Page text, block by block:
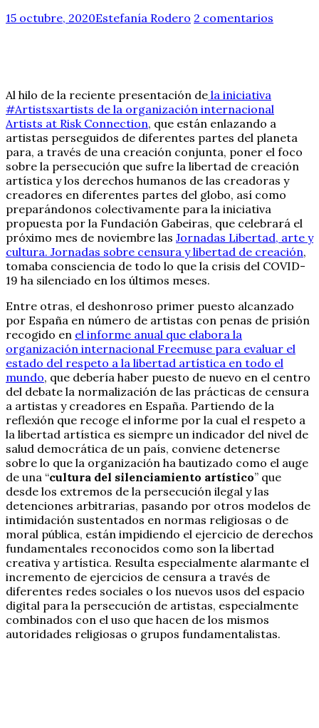
15 octubre, 2020Estefanía Rodero 2 comentarios
Al hilo de la reciente presentación de la iniciativa
#Artistsxartists de la organización internacional
Artists at Risk Connection, que están enlazando a
artistas perseguidos de diferentes partes del planeta
para, a través de una creación conjunta, poner el foco
sobre la persecución que sufre la libertad de creación
artística y los derechos humanos de las creadoras y
creadores en diferentes partes del globo, así como
preparándonos colectivamente para la iniciativa
propuesta por la Fundación Gabeiras, que celebrará el
próximo mes de noviembre las Jornadas Libertad, arte y
cultura. Jornadas sobre censura y libertad de creación,
tomaba consciencia de todo lo que la crisis del COVID-
19 ha silenciado en los últimos meses.
Entre otras, el deshonroso primer puesto alcanzado
por España en número de artistas con penas de prisión
recogido en el informe anual que elabora la
organización internacional Freemuse para evaluar el
estado del respeto a la libertad artística en todo el
mundo, que debería haber puesto de nuevo en el centro
del debate la normalización de las prácticas de censura
a artistas y creadores en España. Partiendo de la
reflexión que recoge el informe por la cual el respeto a
la libertad artística es siempre un indicador del nivel de
salud democrática de un país, conviene detenerse
sobre lo que la organización ha bautizado como el auge
de una “cultura del silenciamiento artístico” que
desde los extremos de la persecución ilegal y las
detenciones arbitrarias, pasando por otros modelos de
intimidación sustentados en normas religiosas o de
moral pública, están impidiendo el ejercicio de derechos
fundamentales reconocidos como son la libertad
creativa y artística. Resulta especialmente alarmante el
incremento de ejercicios de censura a través de
diferentes redes sociales o los nuevos usos del espacio
digital para la persecución de artistas, especialmente
combinados con el uso que hacen de los mismos
autoridades religiosas o grupos fundamentalistas.